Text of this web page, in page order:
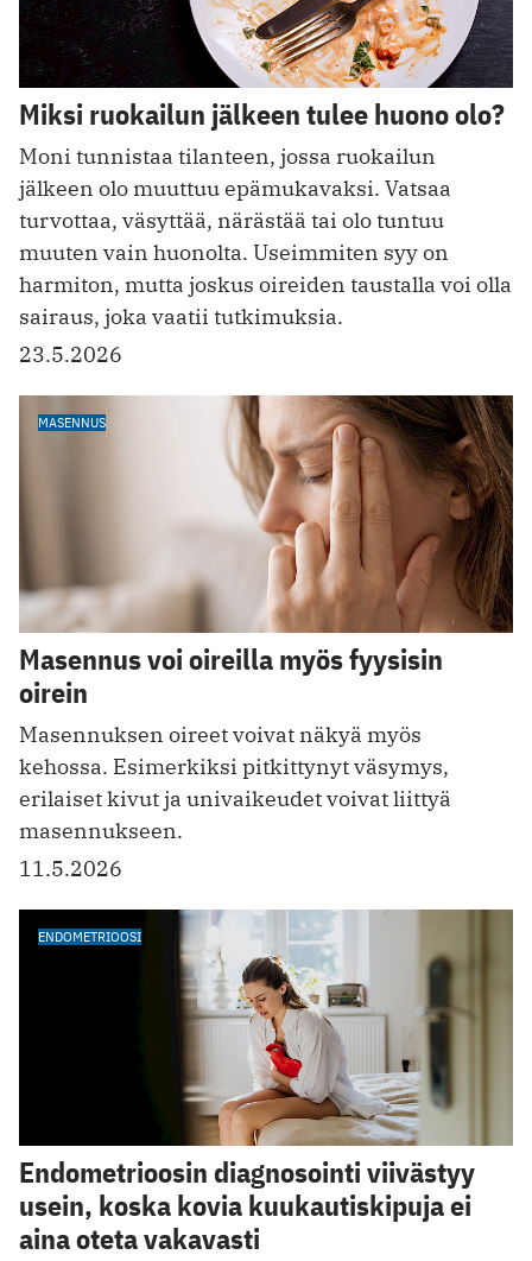
Miksi ruokailun jälkeen tulee huono olo?
Moni tunnistaa tilanteen, jossa ruokailun
jälkeen olo muuttuu epämukavaksi. Vatsaa
turvottaa, väsyttää, närästää tai olo tuntuu
muuten vain huonolta. Useimmiten syy on
harmiton, mutta joskus oireiden taustalla voi olla
sairaus, joka vaatii tutkimuksia.
23.5.2026
MASENNUS
Masennus voi oireilla myös fyysisin
oirein
Masennuksen oireet voivat näkyä myös
kehossa. Esimerkiksi pitkittynyt väsymys,
erilaiset kivut ja univaikeudet voivat liittyä
masennukseen.
11.5.2026
ENDOMETRIOOSI
Endometrioosin diagnosointi viivästyy
usein, koska kovia kuukautiskipuja ei
aina oteta vakavasti